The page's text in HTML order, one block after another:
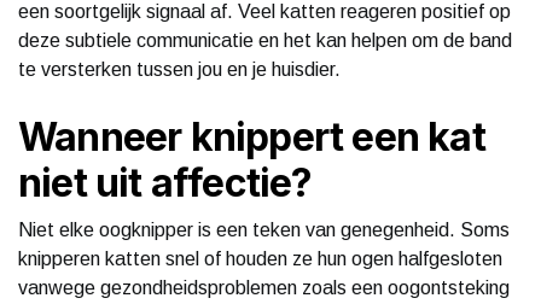
een soortgelijk signaal af. Veel katten reageren positief op
deze subtiele communicatie en het kan helpen om de band
te versterken tussen jou en je huisdier.
Wanneer knippert een kat
niet uit affectie?
Niet elke oogknipper is een teken van genegenheid. Soms
knipperen katten snel of houden ze hun ogen halfgesloten
vanwege gezondheidsproblemen zoals een oogontsteking